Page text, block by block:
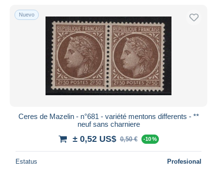
Nuevo
Ceres de Mazelin - n°681 - variété mentons differents - **
neuf sans charniere
± 0,52 US$ 0,50 € -10 %
Estatus Profesional